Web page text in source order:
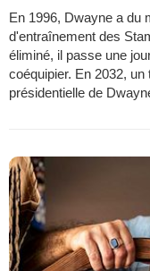
En 1996, Dwayne a du
d'entraînement des
éliminé, il passe une
coéquipier. En 2032,
présidentielle de